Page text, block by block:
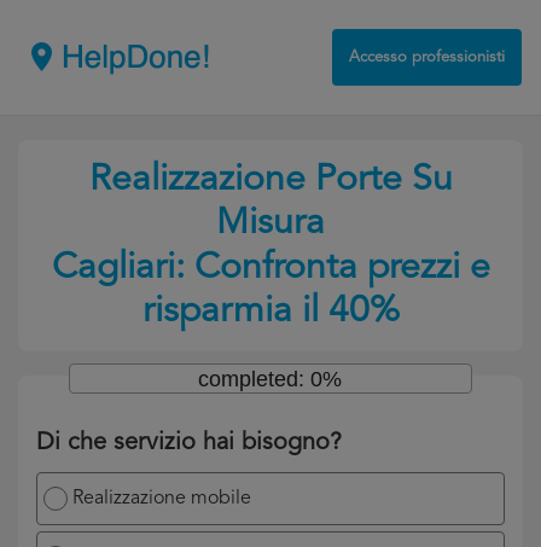
Accesso professionisti
Realizzazione Porte Su
Misura
Cagliari: Confronta prezzi e
risparmia il 40%
Di che servizio hai bisogno?
Realizzazione mobile
completed: 0%